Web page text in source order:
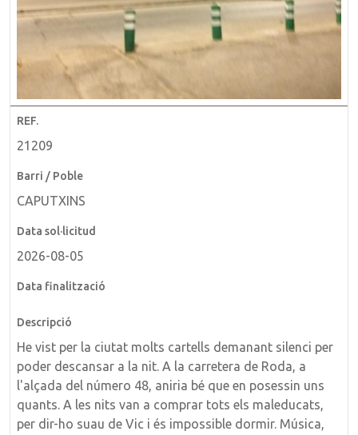
21209
CAPUTXINS
2026-08-05
He vist per la ciutat molts cartells demanant silenci per
poder descansar a la nit. A la carretera de Roda, a
l'alçada del número 48, aniria bé que en posessin uns
quants. A les nits van a comprar tots els maleducats,
per dir-ho suau de Vic i és impossible dormir. Música,